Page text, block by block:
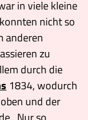
in viele kleine
nicht so
anderen
zu
durch die
1834, wodurch
und der